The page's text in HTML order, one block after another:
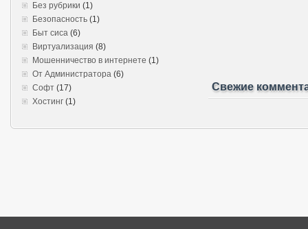
Без рубрики (1)
Безопасность (1)
Быт сиса (6)
Виртуализация (8)
Мошенничество в интернете (1)
От Администратора (6)
Софт (17)
Хостинг (1)
Свежие